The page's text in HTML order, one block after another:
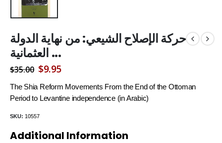
حركة الإصلاح الشيعي: من نهاية الدولة
العثمانية ...
$35.00 Original
price
was:
$35.00.
$9.95Current
price
is:
The Shia Reform Movements From the End of the Ottoman
Period to Levantine independence (in Arabic)
SKU: 10557
Additional Information